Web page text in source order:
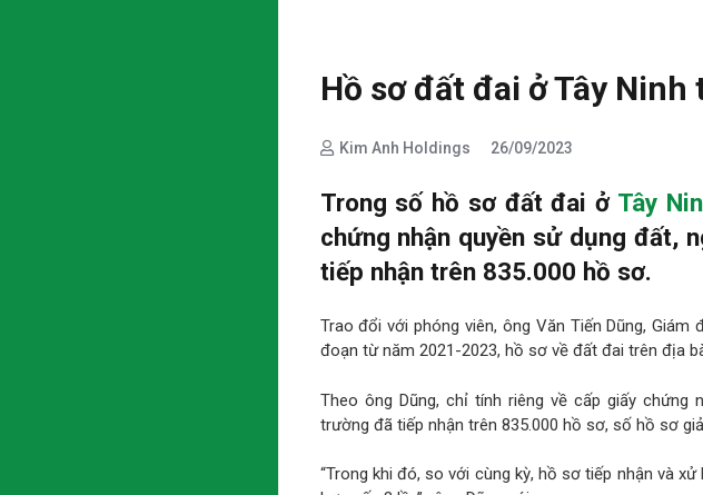
Hồ sơ đất đai ở Tây
Kim Anh Holdings 26/09/2023
Trong số hồ sơ đất đai ở Tây
chứng nhận quyền sử dụng đất,
tiếp nhận trên 835.000 hồ sơ.
Trao đổi với phóng viên, ông Văn Tiến Dũng,
đoạn từ năm 2021-2023, hồ sơ về đất đai trên địa
Theo ông Dũng, chỉ tính riêng về cấp giấy chứng
trường đã tiếp nhận trên 835.000 hồ sơ, số hồ sơ
“Trong khi đó, so với cùng kỳ, hồ sơ tiếp nhận và